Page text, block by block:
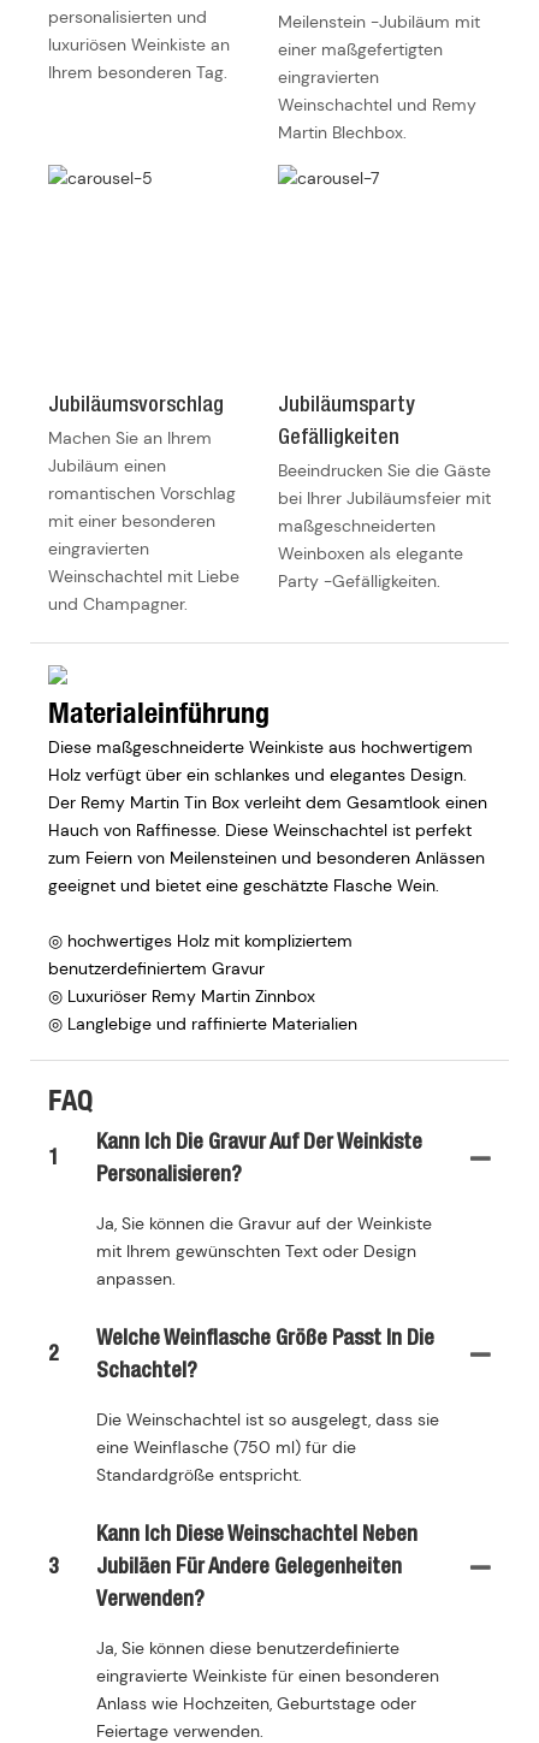
personalisierten und
luxuriösen Weinkiste an
Ihrem besonderen Tag.
Meilenstein -Jubiläum mit
einer maßgefertigten
eingravierten
Weinschachtel und Remy
Martin Blechbox.
Jubiläumsvorschlag
Machen Sie an Ihrem
Jubiläum einen
romantischen Vorschlag
mit einer besonderen
eingravierten
Weinschachtel mit Liebe
und Champagner.
Jubiläumsparty
Gefälligkeiten
Beeindrucken Sie die Gäste
bei Ihrer Jubiläumsfeier mit
maßgeschneiderten
Weinboxen als elegante
Party -Gefälligkeiten.
Materialeinführung
Diese maßgeschneiderte Weinkiste aus hochwertigem
Holz verfügt über ein schlankes und elegantes Design.
Der Remy Martin Tin Box verleiht dem Gesamtlook einen
Hauch von Raffinesse. Diese Weinschachtel ist perfekt
zum Feiern von Meilensteinen und besonderen Anlässen
geeignet und bietet eine geschätzte Flasche Wein.
◎ hochwertiges Holz mit kompliziertem
benutzerdefiniertem Gravur
◎ Luxuriöser Remy Martin Zinnbox
◎ Langlebige und raffinierte Materialien
FAQ
1
Kann Ich Die Gravur Auf Der Weinkiste
Personalisieren?
Ja, Sie können die Gravur auf der Weinkiste
mit Ihrem gewünschten Text oder Design
anpassen.
2
Welche Weinflasche Größe Passt In Die
Schachtel?
Die Weinschachtel ist so ausgelegt, dass sie
eine Weinflasche (750 ml) für die
Standardgröße entspricht.
3
Kann Ich Diese Weinschachtel Neben
Jubiläen Für Andere Gelegenheiten
Verwenden?
Ja, Sie können diese benutzerdefinierte
eingravierte Weinkiste für einen besonderen
Anlass wie Hochzeiten, Geburtstage oder
Feiertage verwenden.